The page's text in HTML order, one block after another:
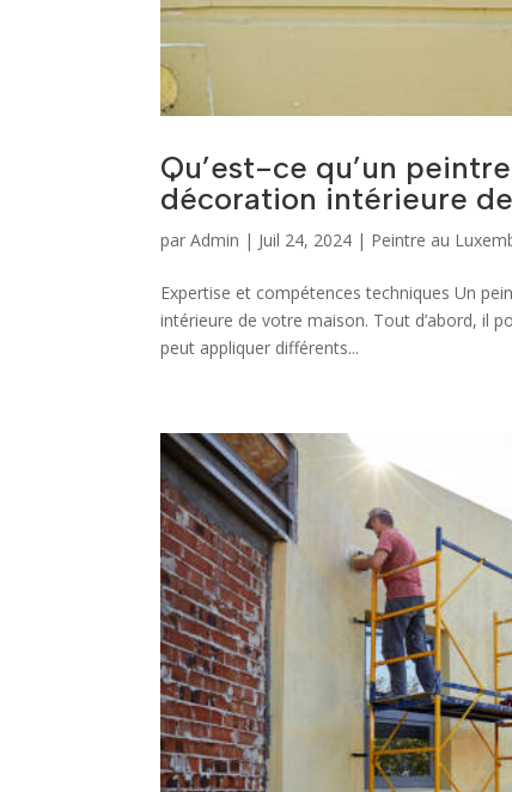
Qu’est-ce qu’un
décoration intérieure
parAdmin | Juil 24, 2024 | Peintre au
Expertise et compétences techniques Un
intérieure de votre maison. Tout d’abord, il
peut appliquer différents...